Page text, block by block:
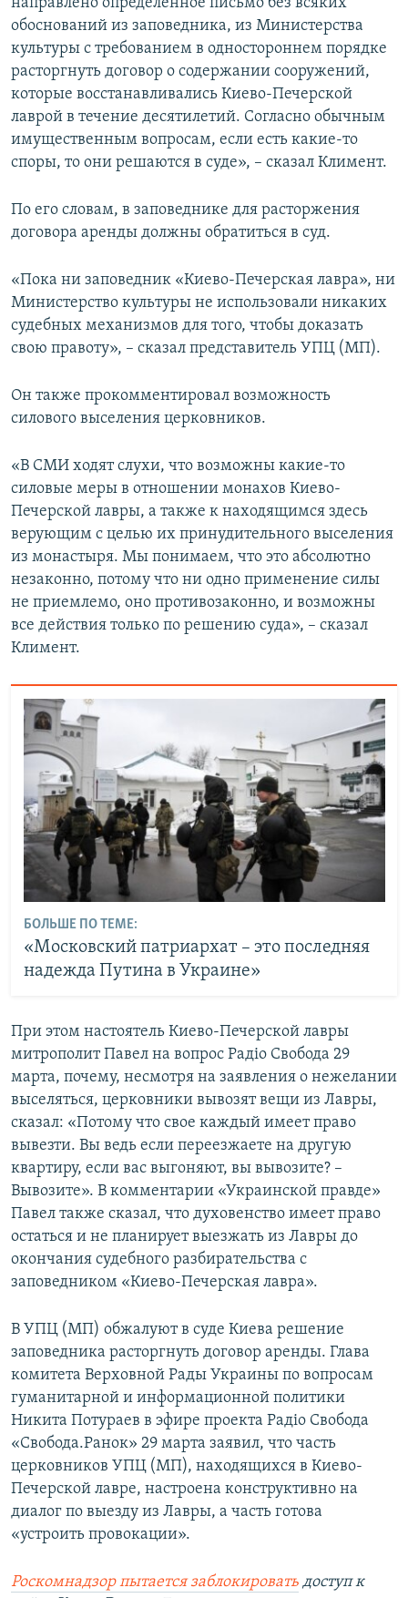
направлено определенное письмо без всяких
обоснований из заповедника, из Министерства
культуры с требованием в одностороннем порядке
расторгнуть договор о содержании сооружений,
которые восстанавливались Киево-Печерской
лаврой в течение десятилетий. Согласно обычным
имущественным вопросам, если есть какие-то
споры, то они решаются в суде», – сказал Климент.
По его словам, в заповеднике для расторжения
договора аренды должны обратиться в суд.
«Пока ни заповедник «Киево-Печерская лавра», ни
Министерство культуры не использовали никаких
судебных механизмов для того, чтобы доказать
свою правоту», – сказал представитель УПЦ (МП).
Он также прокомментировал возможность
силового выселения церковников.
«В СМИ ходят слухи, что возможны какие-то
силовые меры в отношении монахов Киево-
Печерской лавры, а также к находящимся здесь
верующим с целью их принудительного выселения
из монастыря. Мы понимаем, что это абсолютно
незаконно, потому что ни одно применение силы
не приемлемо, оно противозаконно, и возможны
все действия только по решению суда», – сказал
Климент.
БОЛЬШЕ ПО ТЕМЕ:
«Московский патриархат – это последняя
надежда Путина в Украине»
При этом настоятель Киево-Печерской лавры
митрополит Павел на вопрос Радіо Свобода 29
марта, почему, несмотря на заявления о нежелании
выселяться, церковники вывозят вещи из Лавры,
сказал: «Потому что свое каждый имеет право
вывезти. Вы ведь если переезжаете на другую
квартиру, если вас выгоняют, вы вывозите? –
Вывозите». В комментарии «Украинской правде»
Павел также сказал, что духовенство имеет право
остаться и не планирует выезжать из Лавры до
окончания судебного разбирательства с
заповедником «Киево-Печерская лавра».
В УПЦ (МП) обжалуют в суде Киева решение
заповедника расторгнуть договор аренды. Глава
комитета Верховной Рады Украины по вопросам
гуманитарной и информационной политики
Никита Потураев в эфире проекта Радіо Свобода
«Свобода.Ранок» 29 марта заявил, что часть
церковников УПЦ (МП), находящихся в Киево-
Печерской лавре, настроена конструктивно на
диалог по выезду из Лавры, а часть готова
«устроить провокации».
Роскомнадзор пытается заблокировать доступ к